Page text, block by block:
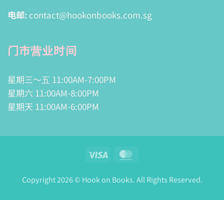
电邮: contact@hookonbooks.com.sg
门市营业时间
星期三～五 11:00AM-7:00PM
星期六 11:00AM-8:00PM
星期天 11:00AM-6:00PM
Visa
Copyright 2026 © Hook on Books. All Rights Reserved.